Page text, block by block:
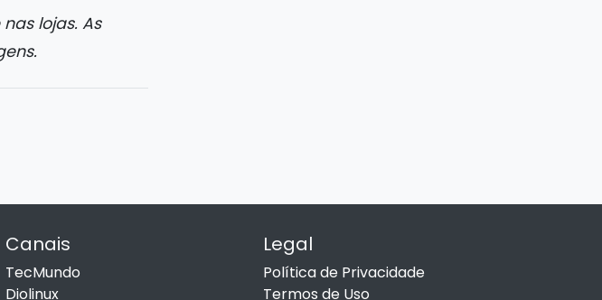
lojas. As
Canais
TecMundo
Diolinux
Legal
Política de Privacidade
Termos de Uso